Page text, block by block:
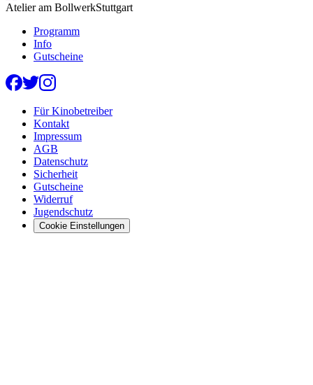
Atelier am BollwerkStuttgart
Programm
Info
Gutscheine
Für Kinobetreiber
Kontakt
Impressum
AGB
Datenschutz
Sicherheit
Gutscheine
Widerruf
Jugendschutz
Cookie Einstellungen